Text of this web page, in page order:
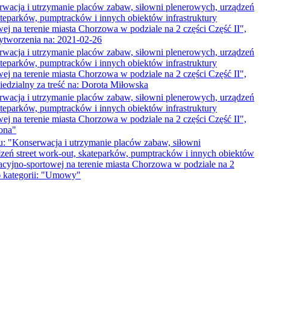
i utrzymanie placów zabaw, siłowni plenerowych, urządzeń
pumptracków i innych obiektów infrastruktury
na terenie miasta Chorzowa w podziale na 2 części Część II",
na: 2021-02-26
i utrzymanie placów zabaw, siłowni plenerowych, urządzeń
pumptracków i innych obiektów infrastruktury
na terenie miasta Chorzowa w podziale na 2 części Część II",
za treść na: Dorota Miłowska
i utrzymanie placów zabaw, siłowni plenerowych, urządzeń
pumptracków i innych obiektów infrastruktury
na terenie miasta Chorzowa w podziale na 2 części Część II",
"Konserwacja i utrzymanie placów zabaw, siłowni
street work-out, skateparków, pumptracków i innych obiektów
sportowej na terenie miasta Chorzowa w podziale na 2
kategorii: "Umowy"